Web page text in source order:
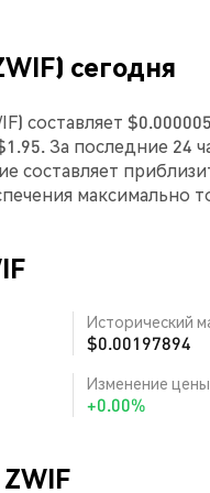
сегодня
составляет
За последние 24
составляет
Исторический
$0.00197894
Изменение цены
+0.00%